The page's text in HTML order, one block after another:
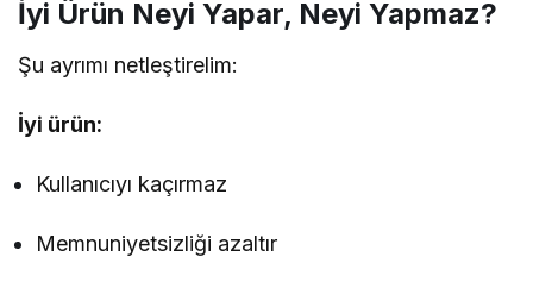
İyi Ürün Neyi Yapar, Neyi Yapmaz?
Şu ayrımı netleştirelim:
İyi ürün:
Kullanıcıyı kaçırmaz
Memnuniyetsizliği azaltır